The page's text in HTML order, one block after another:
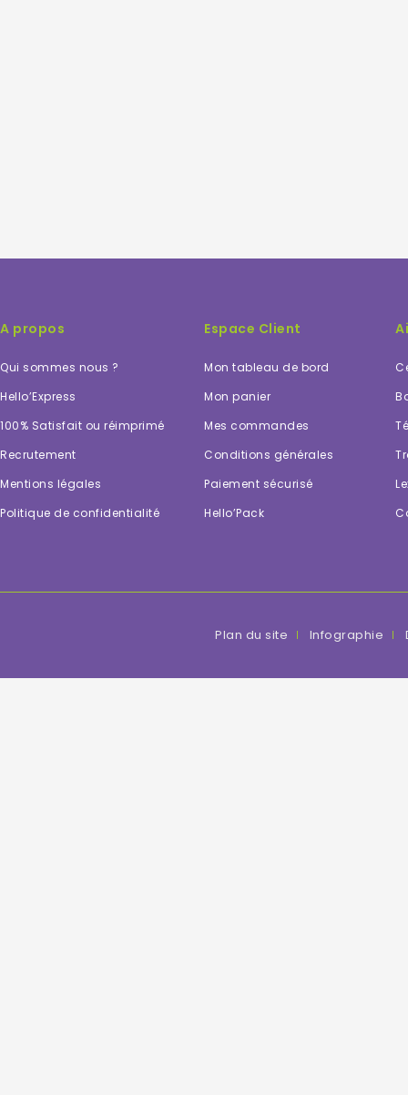
A propos
Qui sommes nous ?
Hello’Express
100% Satisfait ou réimprimé
Recrutement
Mentions légales
Politique de confidentialité
Espace Client
Mon tableau de bord
Mon panier
Mes commandes
Conditions générales
Paiement sécurisé
Hello’Pack
Plan du site Infographie